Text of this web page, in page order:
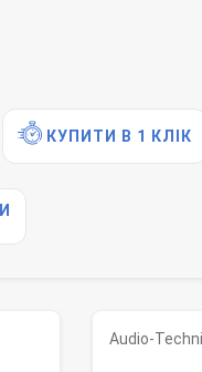
КУПИТИ В 1 КЛІК
Audio-